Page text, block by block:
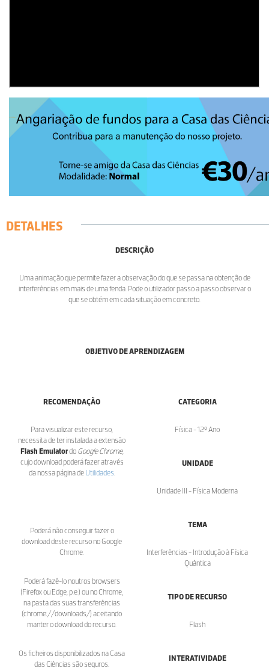
DETALHES
DESCRIÇÃO
Uma animação que permite fazer a observação do que se passa na obtenção de
interferências em mais de uma fenda. Pode o utilizador passo a passo observar o
que se obtém em cada situação em concreto.
OBJETIVO DE APRENDIZAGEM
RECOMENDAÇÃO
Para visualizar este recurso,
necessita de ter instalada a extensão
Flash Emulatordo Google Chrome,
cujo download poderá fazer através
da nossa página de Utilidades.
Poderá não conseguir fazer o
download deste recurso no Google
Chrome.
Poderá fazê-lo noutros browsers
(Firefox ou Edge, p.e.) ou no Chrome,
na pasta das suas transferências
(chrome://downloads/) aceitando
manter o download do recurso.
Os ficheiros disponibilizados na Casa
das Ciências são seguros.
CATEGORIA
Física - 12º Ano
UNIDADE
Unidade III - Física Moderna
TEMA
Interferências - Introdução à Física
Quântica
TIPO DE RECURSO
Flash
INTERATIVIDADE